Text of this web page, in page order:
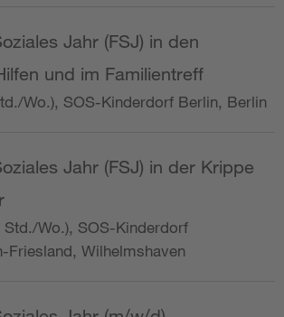
Jahr (FSJ) in den
und im Familientreff
Wo.), SOS-Kinderdorf Berlin, Berlin
Jahr (FSJ) in der Krippe
Std./Wo.), SOS-Kinderdorf
Friesland, Wilhelmshaven